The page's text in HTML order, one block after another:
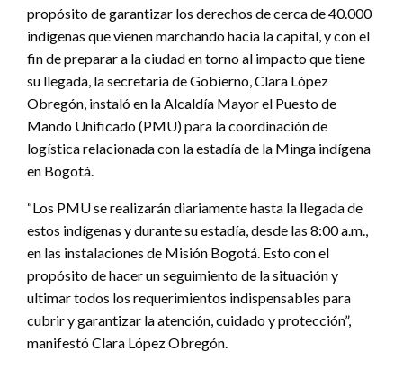
propósito de garantizar los derechos de cerca de 40.000
indígenas que vienen marchando hacia la capital, y con el
fin de preparar a la ciudad en torno al impacto que tiene
su llegada, la secretaria de Gobierno, Clara López
Obregón, instaló en la Alcaldía Mayor el Puesto de
Mando Unificado (PMU) para la coordinación de
logística relacionada con la estadía de la Minga indígena
en Bogotá.
“Los PMU se realizarán diariamente hasta la llegada de
estos indígenas y durante su estadía, desde las 8:00 a.m.,
en las instalaciones de Misión Bogotá. Esto con el
propósito de hacer un seguimiento de la situación y
ultimar todos los requerimientos indispensables para
cubrir y garantizar la atención, cuidado y protección”,
manifestó Clara López Obregón.